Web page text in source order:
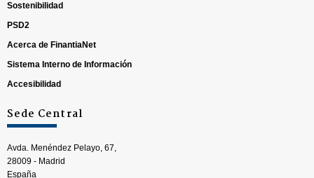
Sostenibilidad
PSD2
Acerca de FinantiaNet
Sistema Interno de Información
Accesibilidad
Sede Central
Avda. Menéndez Pelayo, 67,
28009 - Madrid
España